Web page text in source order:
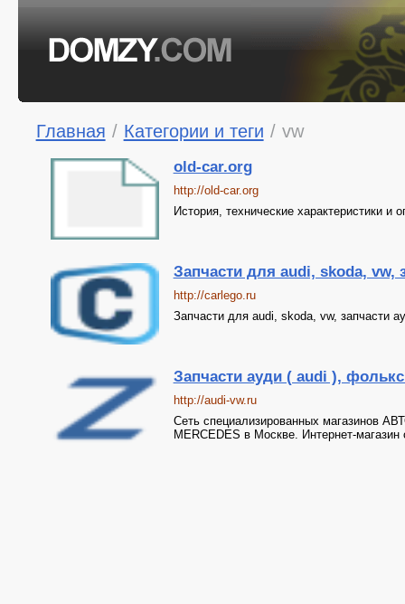
Главная / Категории и теги / vw
old-car.org
http://old-car.org
История, технические характеристики и
Запчасти для audi, skoda, vw,
http://carlego.ru
Запчасти для audi, skoda, vw, запчасти
Запчасти ауди ( audi ),
http://audi-vw.ru
Сеть специализированных магазинов
MERCEDES в Москве. Интернет-